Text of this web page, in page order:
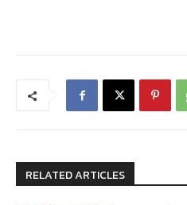
RELATED ARTICLES